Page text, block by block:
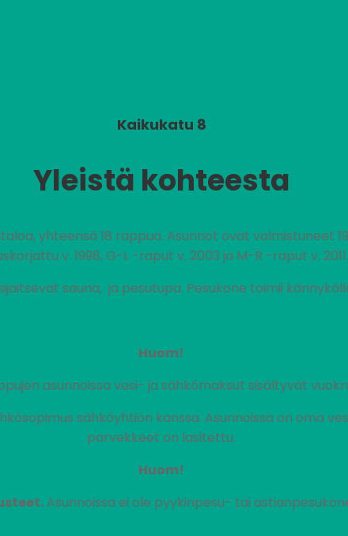
Kaikukatu 8
Yleistä kohteesta
yhteensä 18 rappua. Asunnot ovat valmistuneet
v. 1998, G-L -raput v. 2003 ja M-R -raput v. 2011.
sauna, ja pesutupa. Pesukone toimii
Huom!
asunnoissa vesi- ja sähkömaksut sisältyvät
sähköyhtiön kanssa. Asunnoissa on oma
parvekkeet on lasitettu.
Huom!
Asunnoissa ei ole pyykinpesu- tai